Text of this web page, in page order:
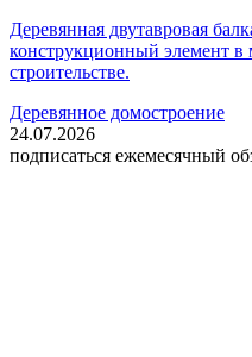
Деревянная двутавровая
конструкционный элемент
строительстве.
Деревянное домостроение
24.07.2026
подписаться ежемесячный